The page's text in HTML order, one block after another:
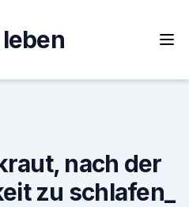
nach der
zu schlafen_